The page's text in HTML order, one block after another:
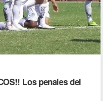
Los penales del